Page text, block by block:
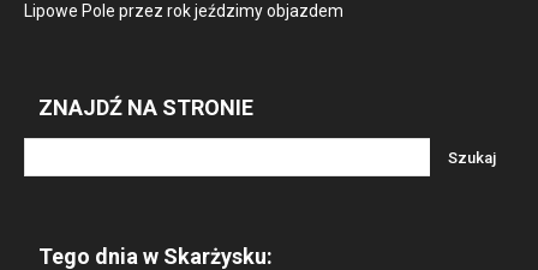
Lipowe Pole przez rok jeździmy objazdem
ZNAJDŹ NA STRONIE
Tego dnia w Skarżysku: